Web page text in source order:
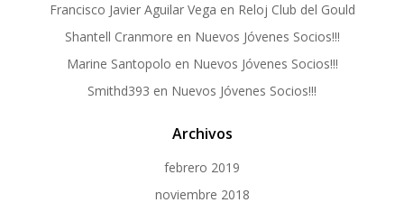
Francisco Javier Aguilar Vega en Reloj Club del Gould
Shantell Cranmore en Nuevos Jóvenes Socios!!!
Marine Santopolo en Nuevos Jóvenes Socios!!!
Smithd393 en Nuevos Jóvenes Socios!!!
Archivos
febrero 2019
noviembre 2018